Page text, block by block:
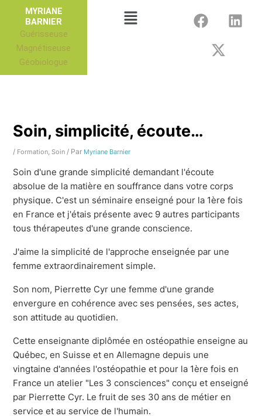
contenu
MYRIANE
BARNIER
Guérisseuse
Magnétiseuse
Géobiologue
Menu
F
a
L
i
t
w
Soin, simplicité, écoute…
/ Formation,Soin / Par Myriane Barnier
Soin d'une grande simplicité demandant l'écoute
absolue de la matière en souffrance dans votre corps
physique. C'est un séminaire enseigné pour la 1ère fois
en France et j'étais présente avec 9 autres participants
tous thérapeutes d'une grande conscience.
J'aime la simplicité de l'approche enseignée par une
femme extraordinairement simple.
Son nom, Pierrette Cyr une femme d'une grande
envergure en cohérence avec ses pensées, ses actes,
son attitude au quotidien.
Cette enseignante diplômée en ostéopathie enseigne au
Québec, en Suisse et en Allemagne depuis une
vingtaine d'années l'ostéopathie et pour la 1ère fois en
France un atelier "Les 3 consciences" conçu et enseigné
par Pierrette Cyr. Le fruit de ses 30 ans de métier en
service et au service de l'humain.